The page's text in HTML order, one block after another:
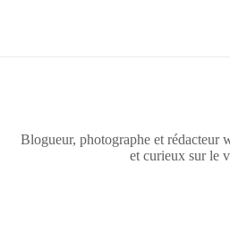
Blogueur, photographe et rédacteur
et curieux sur le